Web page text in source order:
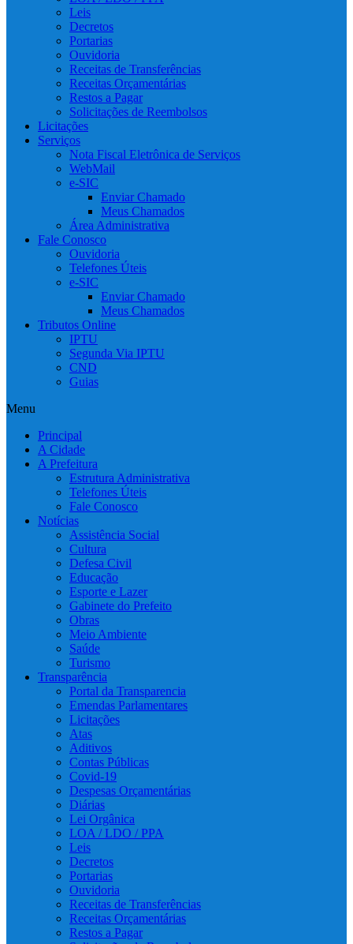
Leis
Decretos
Portarias
Ouvidoria
Receitas de Transferências
Receitas Orçamentárias
Restos a Pagar
Solicitações de Reembolsos
Licitações
Serviços
Nota Fiscal Eletrônica de Serviços
WebMail
e-SIC
Enviar Chamado
Meus Chamados
Área Administrativa
Fale Conosco
Ouvidoria
Telefones Úteis
e-SIC
Enviar Chamado
Meus Chamados
Tributos Online
IPTU
Segunda Via IPTU
CND
Guias
Menu
Principal
A Cidade
A Prefeitura
Estrutura Administrativa
Telefones Úteis
Fale Conosco
Notícias
Assistência Social
Cultura
Defesa Civil
Educação
Esporte e Lazer
Gabinete do Prefeito
Obras
Meio Ambiente
Saúde
Turismo
Transparência
Portal da Transparencia
Emendas Parlamentares
Licitações
Atas
Aditivos
Contas Públicas
Covid-19
Despesas Orçamentárias
Diárias
Lei Orgânica
LOA / LDO / PPA
Leis
Decretos
Portarias
Ouvidoria
Receitas de Transferências
Receitas Orçamentárias
Restos a Pagar